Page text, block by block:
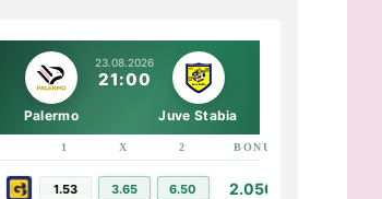
23.08.2026
21:00
Palermo Juve Stabia
1 X 2 BONUS
1.53 3.65 6.50 2.050€